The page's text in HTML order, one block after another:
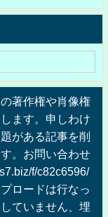
著作権や肖像権
ます。申しわけ
がある記事を削
。お問い合わせ
f/c82c6596/
ロードは行なっ
ていません、埋